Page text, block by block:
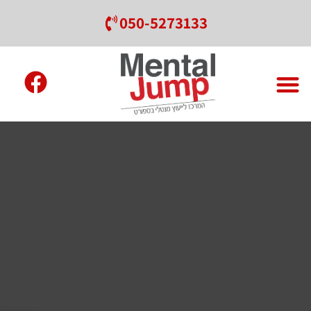
050-5273133